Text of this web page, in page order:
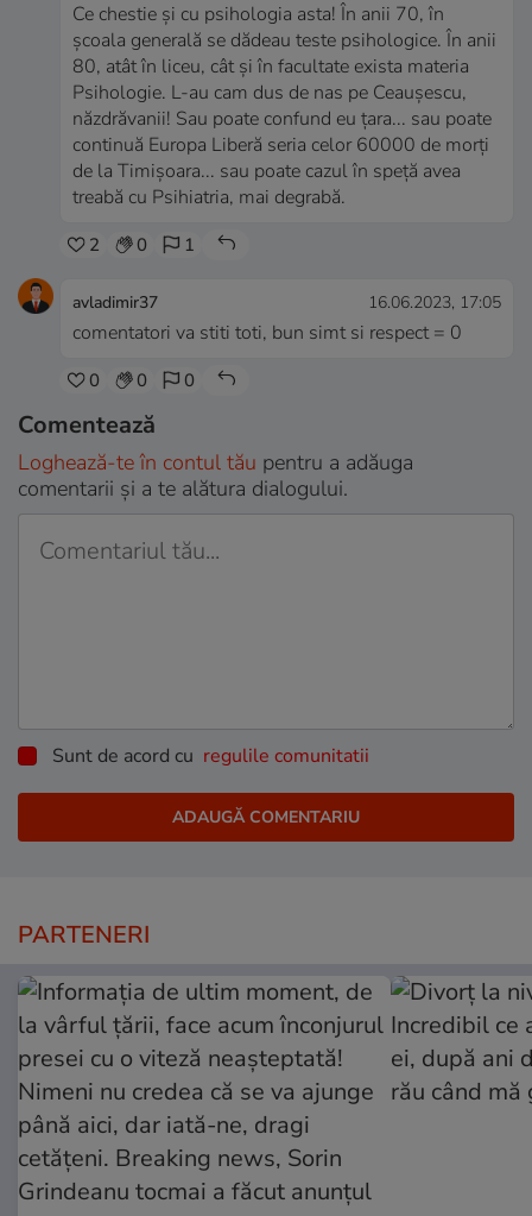
Ce chestie și cu psihologia asta! În anii 70, în
școala generală se dădeau teste psihologice. În anii
80, atât în liceu, cât și în facultate exista materia
Psihologie. L-au cam dus de nas pe Ceaușescu,
năzdrăvanii! Sau poate confund eu țara... sau poate
continuă Europa Liberă seria celor 60000 de morți
de la Timișoara... sau poate cazul în speță avea
treabă cu Psihiatria, mai degrabă.
2 0 1
avladimir37 16.06.2023, 17:05
comentatori va stiti toti, bun simt si respect = 0
0 0 0
Comentează
Loghează-te în contul tău pentru a adăuga
comentarii și a te alătura dialogului.
Sunt de acord cu regulile comunitatii
PARTENERI